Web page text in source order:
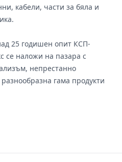
кабели, части за бяла и
25 годишен опит КСП-
се наложи на пазара с
непрестанно
гама продукти